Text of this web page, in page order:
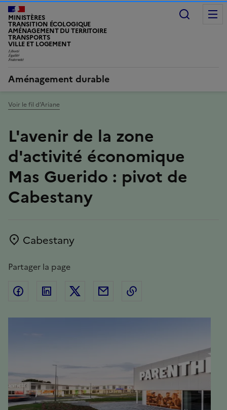
MINISTÈRES
TRANSITION ÉCOLOGIQUE
AMÉNAGEMENT DU TERRITOIRE
TRANSPORTS
VILLE ET LOGEMENT
LIBERTÉ, ÉGALITÉ, FRATERNITÉ
Aménagement durable
Voir le fil d’Ariane
L'avenir de la zone
d'activité économique
Mas Guerido : pivot de
Cabestany
Cabestany
Partager la page
Partager sur Facebook
Partager sur Linkedin
Partager sur Twitter
Partager par Email